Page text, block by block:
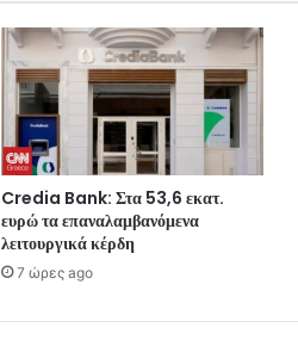
Credia Bank: Στα 53,6 εκατ.
ευρώ τα επαναλαμβανόμενα
λειτουργικά κέρδη
7 ώρες ago